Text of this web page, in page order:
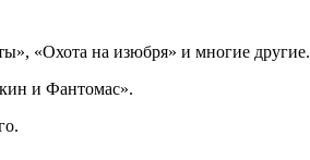
«Охота на изюбря» и многие другие.
и Фантомас».